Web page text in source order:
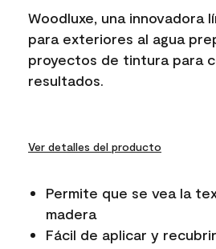
link.
Woodluxe, una innovadora
para exteriores al agua
proyectos de tintura para
resultados.
Ver detalles del producto
Permite que se vea la
madera
Fácil de aplicar y recubrir